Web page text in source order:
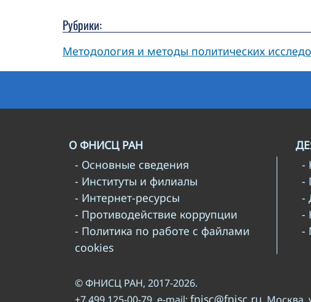
Рубрики:
Методология и методы политических
О ФНИСЦ РАН
- Основные сведения
- Институты и филиалы
- Интернет-ресурсы
- Противодействие коррупции
- Политика по работе с файлами
cookies
-
-
-
-
-
© ФНИСЦ РАН, 2017-2026.
fnisc@fnisc.ru